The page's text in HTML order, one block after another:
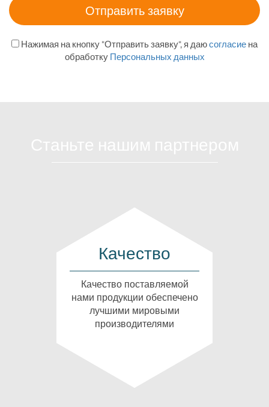
Нажимая на кнопку "Отправить заявку", я даюсогласие на
обработку Персональных данных
Качество
Качество поставляемой
нами продукции обеспечено
лучшими мировыми
производителями